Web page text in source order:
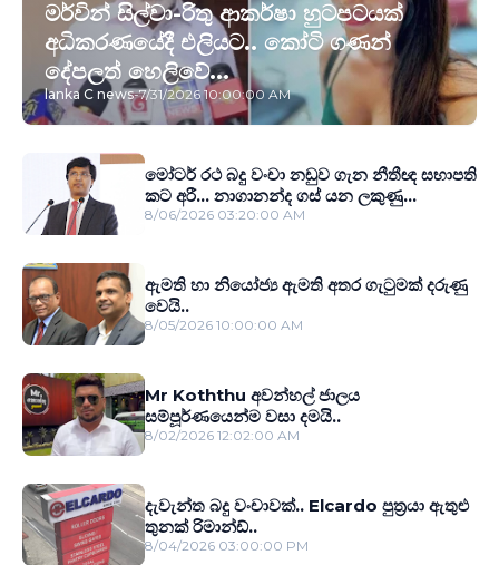
මර්වින් සිල්වා-රිතු ආකර්ෂා හුටපටයක්
අධිකරණයේදී එලියට.. කෝටි ගණන්
දේපලත් හෙලිවේ...
lanka C news-7/31/2026 10:00:00 AM
මෝටර් රථ බදු වංචා නඩුව ගැන නීතීඥ සභාපති
කට අරී... නාගානන්ද ගස් යන ලකුණු...
8/06/2026 03:20:00 AM
ඇමති හා නියෝජ්‍ය ඇමති අතර ගැටුමක් දරුණු
වෙයි..
8/05/2026 10:00:00 AM
Mr Koththu අවන්හල් ජාලය
සම්පූර්ණයෙන්ම වසා දමයි..
8/02/2026 12:02:00 AM
දැවැන්ත බදු වංචාවක්.. Elcardo පුත‍්‍රයා ඇතුළු
තුනක් රිමාන්ඩ්..
8/04/2026 03:00:00 PM